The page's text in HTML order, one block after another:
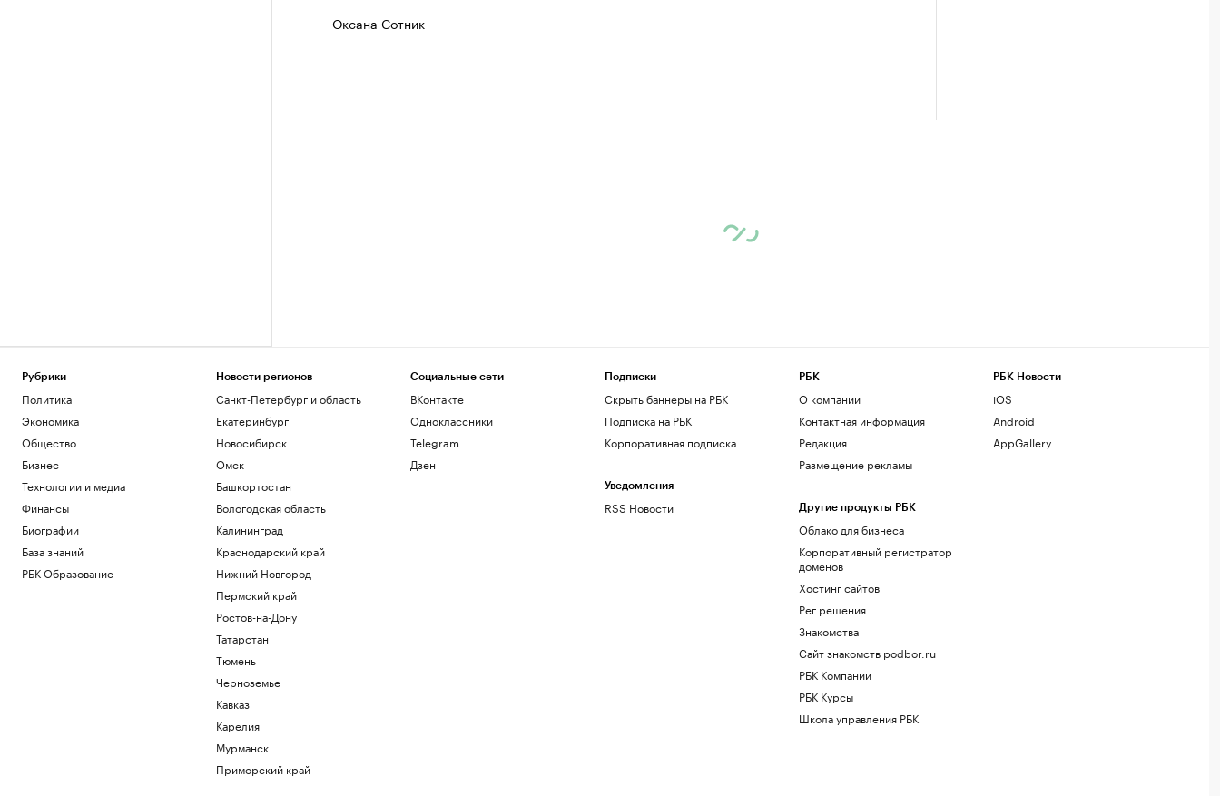
Оксана Сотник
Рубрики
Политика
Экономика
Общество
Бизнес
Технологии и медиа
Финансы
Биографии
База знаний
РБК Образование
Новости регионов
Санкт-Петербург и область
Екатеринбург
Новосибирск
Омск
Башкортостан
Вологодская область
Калининград
Краснодарский край
Нижний Новгород
Пермский край
Ростов-на-Дону
Татарстан
Тюмень
Черноземье
Кавказ
Карелия
Мурманск
Приморский край
Социальные сети
ВКонтакте
Одноклассники
Telegram
Дзен
Подписки
Скрыть баннеры на РБК
Подписка на РБК
Корпоративная подписка
Уведомления
RSS Новости
РБК
О компании
Контактная информация
Редакция
Размещение рекламы
Другие продукты РБК
Облако для бизнеса
Корпоративный регистратор
доменов
Хостинг сайтов
Рег.решения
Знакомства
Сайт знакомств podbor.ru
РБК Компании
РБК Курсы
Школа управления РБК
РБК Новости
iOS
Android
AppGallery